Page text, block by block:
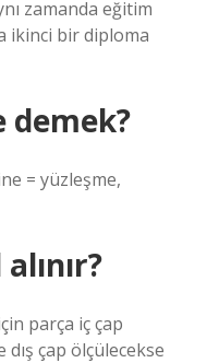
zamanda eğitim
ikinci bir diploma
demek?
= yüzleşme,
parça iç çap
çap ölçülecekse